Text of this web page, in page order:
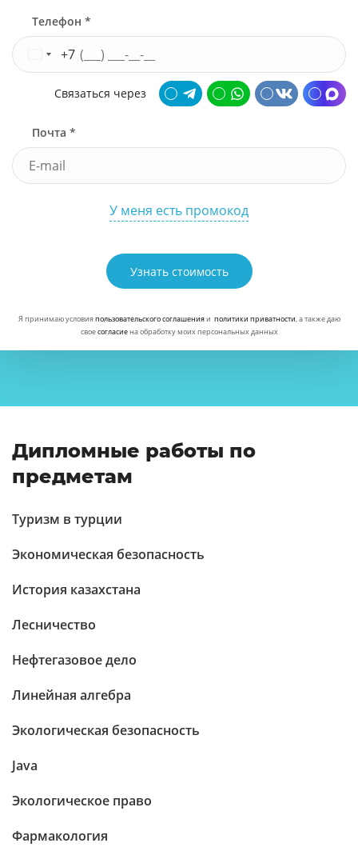
Телефон *
+7
Связаться через
Почта *
У меня есть промокод
Узнать стоимость
Я принимаю условияпользовательского соглашенияи политики приватности, а также даю
своесогласиена обработку моих персональных данных
Дипломные работы по
предметам
Туризм в турции
Экономическая безопасность
История казахстана
Лесничество
Нефтегазовое дело
Линейная алгебра
Экологическая безопасность
Java
Экологическое право
Фармакология